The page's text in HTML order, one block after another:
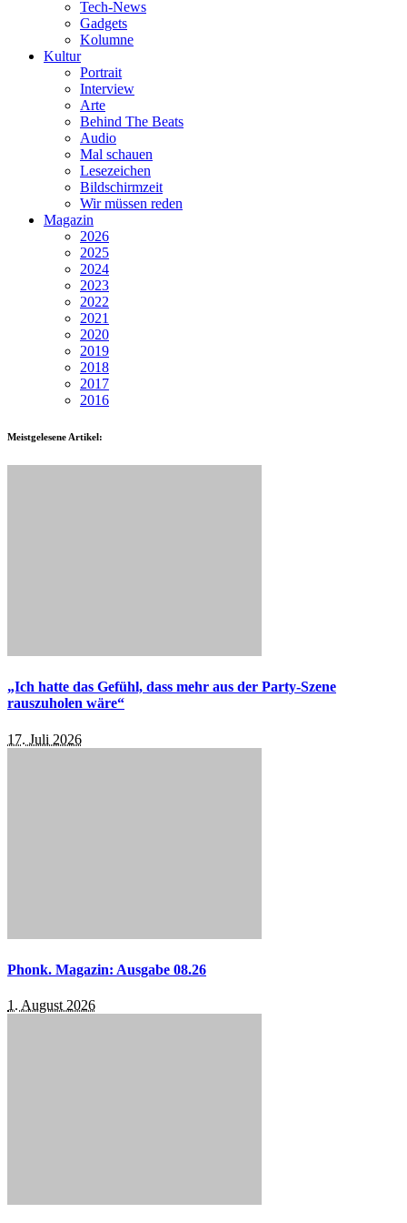
Tech-News
Gadgets
Kolumne
Kultur
Portrait
Interview
Arte
Behind The Beats
Audio
Mal schauen
Lesezeichen
Bildschirmzeit
Wir müssen reden
Magazin
2026
2025
2024
2023
2022
2021
2020
2019
2018
2017
2016
Meistgelesene Artikel:
„Ich hatte das Gefühl, dass mehr aus der Party-Szene
rauszuholen wäre“
17. Juli 2026
Phonk. Magazin: Ausgabe 08.26
1. August 2026